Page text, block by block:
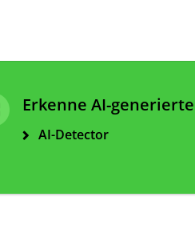
Erkenne AI-
AI-Detector